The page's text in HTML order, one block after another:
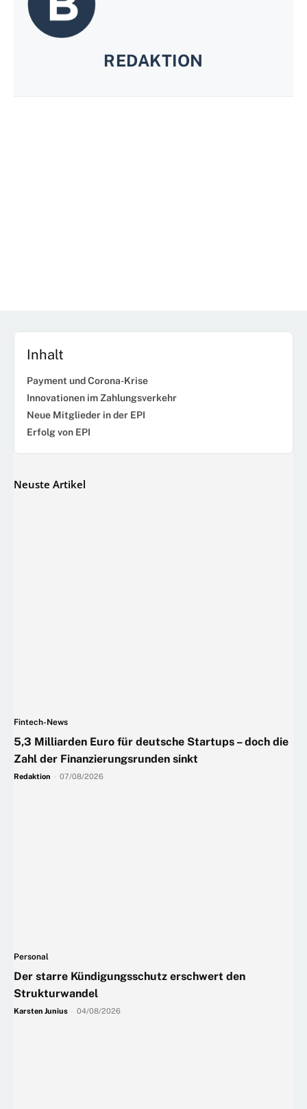
REDAKTION
Inhalt
Payment und Corona-Krise
Innovationen im Zahlungsverkehr
Neue Mitglieder in der EPI
Erfolg von EPI
Neuste Artikel
Fintech-News
5,3 Milliarden Euro für deutsche Startups – doch die
Zahl der Finanzierungsrunden sinkt
Redaktion 07/08/2026
Personal
Der starre Kündigungsschutz erschwert den
Strukturwandel
Karsten Junius 04/08/2026